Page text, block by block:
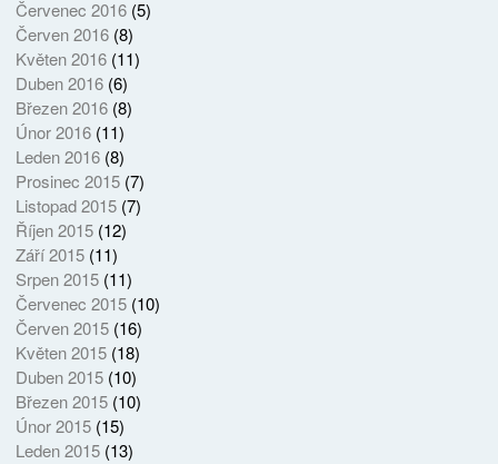
Červenec 2016(5)
Červen 2016(8)
Květen 2016(11)
Duben 2016(6)
Březen 2016(8)
Únor 2016(11)
Leden 2016(8)
Prosinec 2015(7)
Listopad 2015(7)
Říjen 2015(12)
Září 2015(11)
Srpen 2015(11)
Červenec 2015(10)
Červen 2015(16)
Květen 2015(18)
Duben 2015(10)
Březen 2015(10)
Únor 2015(15)
Leden 2015(13)